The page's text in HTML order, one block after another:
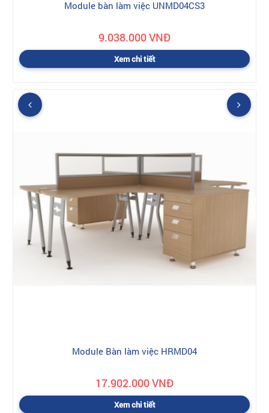
Module bàn làm việc UNMD04CS3
9.038.000 VNĐ
Xem chi tiết
Module Bàn làm việc HRMD04
17.902.000 VNĐ
Xem chi tiết